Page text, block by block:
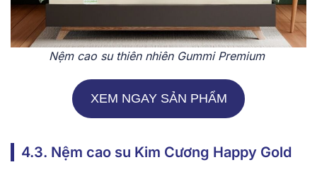
Nệm cao su thiên nhiên Gummi Premium
XEM NGAY SẢN PHẨM
4.3. Nệm cao su Kim Cương Happy Gold